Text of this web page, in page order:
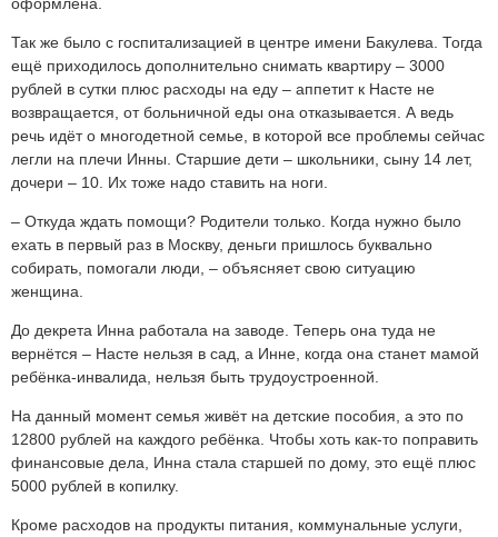
оформлена.
Так же было с госпитализацией в центре имени Бакулева. Тогда
ещё приходилось дополнительно снимать квартиру – 3000
рублей в сутки плюс расходы на еду – аппетит к Насте не
возвращается, от больничной еды она отказывается. А ведь
речь идёт о многодетной семье, в которой все проблемы сейчас
легли на плечи Инны. Старшие дети – школьники, сыну 14 лет,
дочери – 10. Их тоже надо ставить на ноги.
– Откуда ждать помощи? Родители только. Когда нужно было
ехать в первый раз в Москву, деньги пришлось буквально
собирать, помогали люди, – объясняет свою ситуацию
женщина.
До декрета Инна работала на заводе. Теперь она туда не
вернётся – Насте нельзя в сад, а Инне, когда она станет мамой
ребёнка-инвалида, нельзя быть трудоустроенной.
На данный момент семья живёт на детские пособия, а это по
12800 рублей на каждого ребёнка. Чтобы хоть как-то поправить
финансовые дела, Инна стала старшей по дому, это ещё плюс
5000 рублей в копилку.
Кроме расходов на продукты питания, коммунальные услуги,